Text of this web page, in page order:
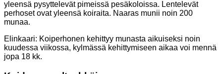
yleensä pysyttelevät pimeissä pesäkoloissa. Lentelevät
perhoset ovat yleensä koiraita. Naaras munii noin 200
munaa.
Elinkaari: Koiperhonen kehittyy munasta aikuiseksi noin
kuudessa viikossa, kylmässä kehittymiseen aikaa voi mennä
jopa 18 kk.